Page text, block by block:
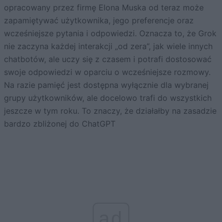
opracowany przez firmę Elona Muska od teraz może
zapamiętywać użytkownika, jego preferencje oraz
wcześniejsze pytania i odpowiedzi. Oznacza to, że Grok
nie zaczyna każdej interakcji „od zera”, jak wiele innych
chatbotów, ale uczy się z czasem i potrafi dostosować
swoje odpowiedzi w oparciu o wcześniejsze rozmowy.
Na razie pamięć jest dostępna wyłącznie dla wybranej
grupy użytkowników, ale docelowo trafi do wszystkich
jeszcze w tym roku. To znaczy, że działałby na zasadzie
bardzo zbliżonej do ChatGPT